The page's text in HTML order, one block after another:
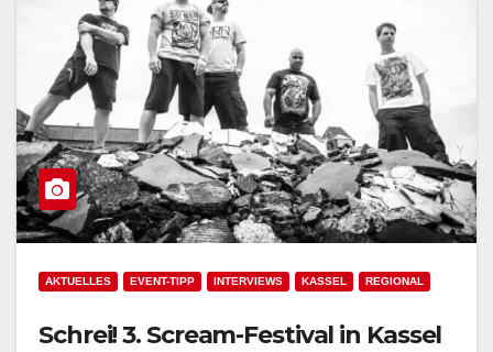
AKTUELLES EVENT-TIPP INTERVIEWS KASSEL REGIONAL
Schrei! 3. Scream-Festival in Kassel